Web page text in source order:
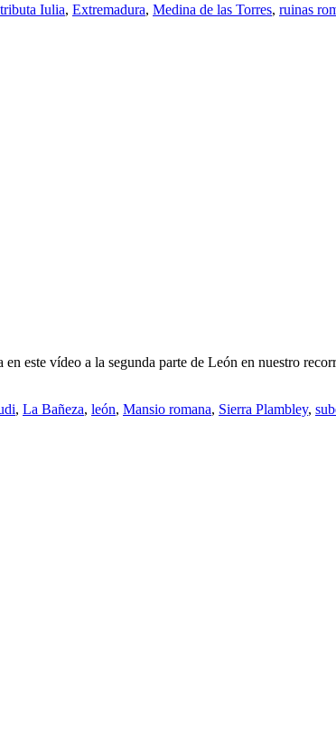
Iulia, Extremadura, Medina de las Torres, ruinas
este vídeo a la segunda parte de León en nuestro
, La Bañeza, león, Mansio romana, Sierra Plambley,